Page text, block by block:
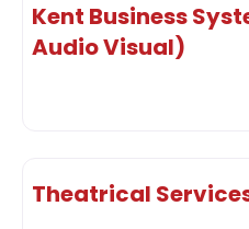
Kent Business
Audio Visual)
Theatrical